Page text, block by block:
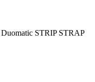
STRIP STRAP